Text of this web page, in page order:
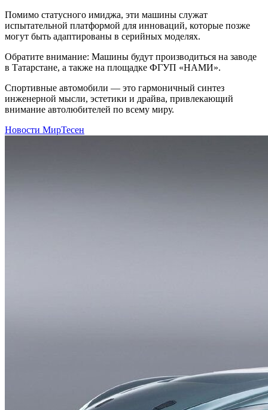
Помимо статусного имиджа, эти машины служат
испытательной платформой для инноваций, которые позже
могут быть адаптированы в серийных моделях.
Обратите внимание: Машины будут производиться на заводе
в Татарстане, а также на площадке ФГУП «НАМИ».
Спортивные автомобили — это гармоничный синтез
инженерной мысли, эстетики и драйва, привлекающий
внимание автолюбителей по всему миру.
Новости МирТесен